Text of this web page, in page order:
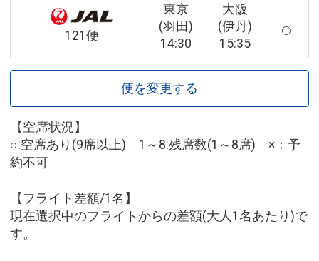
121便
東京
(羽田)
14:30
大阪
(伊丹)
15:35
便を変更する
【空席状況】
○:空席あり(9席以上) 1～8:残席数(1～8席) ×：予
約不可
【フライト差額/1名】
現在選択中のフライトからの差額(大人1名あたり)で
す。